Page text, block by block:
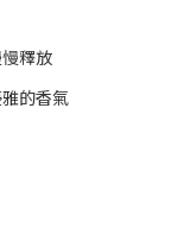
釋放
的香氣